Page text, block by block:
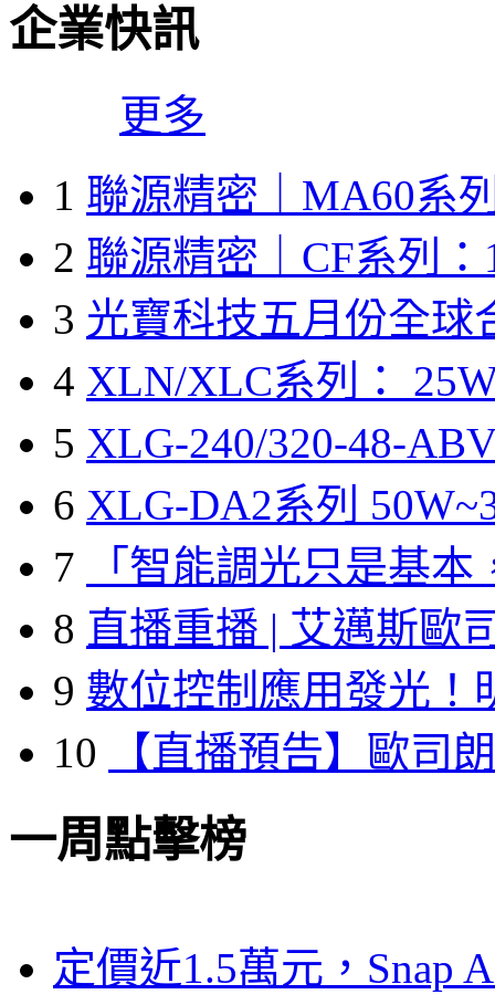
企業快訊
更多
1 聯源精密｜MA60系
2 聯源精密｜CF系列：
3 光寶科技五月份全球
4 XLN/XLC系列：
5 XLG-240/320-48-
6 XLG-DA2系列
7
「智能調光只是基本
8 直播重播 | 艾邁斯歐
9 數位控制應用發光！
10
【直播預告】歐司
一周點擊榜
定價近1.5萬元，Snap